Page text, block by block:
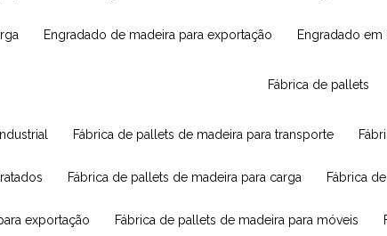
engradado de madeira para exportação engradado
fábrica de pallets
fábrica de pallets de madeira para transporte
fábrica de pallets de madeira para carga fábrica
exportação fábrica de pallets de madeira para móveis